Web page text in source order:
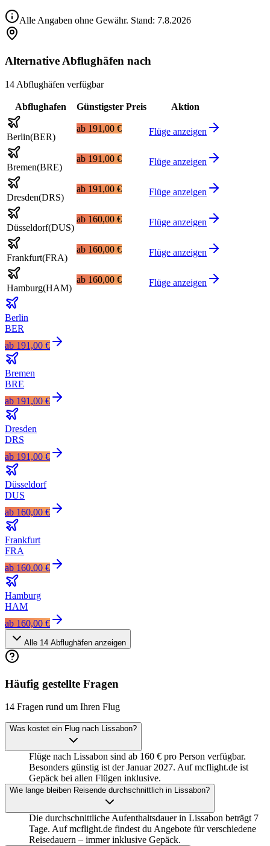
Alle Angaben ohne Gewähr. Stand: 7.8.2026
Alternative Abflughäfen nach
14 Abflughäfen verfügbar
Abflughafen Günstigster Preis Aktion
Berlin(BER)
ab 191,00 € Flüge anzeigen
Bremen(BRE)
ab 191,00 € Flüge anzeigen
Dresden(DRS)
ab 191,00 € Flüge anzeigen
Düsseldorf(DUS)
ab 160,00 € Flüge anzeigen
Frankfurt(FRA)
ab 160,00 € Flüge anzeigen
Hamburg(HAM)
ab 160,00 € Flüge anzeigen
Berlin
BER
ab 191,00 €
Bremen
BRE
ab 191,00 €
Dresden
DRS
ab 191,00 €
Düsseldorf
DUS
ab 160,00 €
Frankfurt
FRA
ab 160,00 €
Hamburg
HAM
ab 160,00 €
Alle 14 Abflughäfen anzeigen
Häufig gestellte Fragen
14 Fragen rund um Ihren Flug
Was kostet ein Flug nach Lissabon?
Flüge nach Lissabon sind ab 160 € pro Person verfügbar.
Besonders günstig ist der Januar 2027. Auf mcflight.de ist
Gepäck bei allen Flügen inklusive.
Wie lange bleiben Reisende durchschnittlich in Lissabon?
Die durchschnittliche Aufenthaltsdauer in Lissabon beträgt 7
Tage. Auf mcflight.de findest du Angebote für verschiedene
Reisedauern – immer inklusive Gepäck.